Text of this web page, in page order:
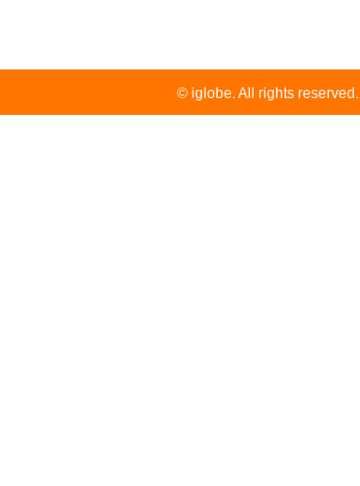
© iglobe. All rights reserved.